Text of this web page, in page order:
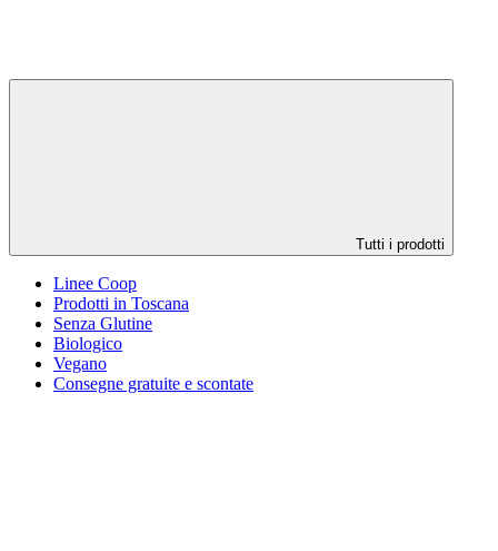
Tutti i prodotti
Linee Coop
Prodotti in Toscana
Senza Glutine
Biologico
Vegano
Consegne gratuite e scontate